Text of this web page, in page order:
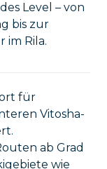
Level – von
bis zur
im Rila.
für
Vitosha-
ab Grad
wie